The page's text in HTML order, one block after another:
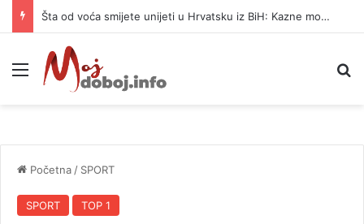
Šta od voća smijete unijeti u Hrvatsku iz BiH: Kazne mogu dostići 13.260 evra
Meni
Početna / SPORT
SPORT TOP 1